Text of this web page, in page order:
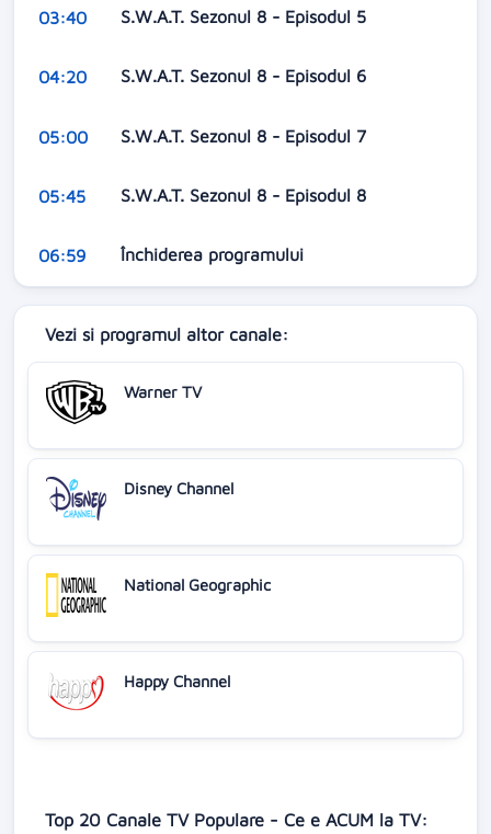
03:40 S.W.A.T. Sezonul 8 - Episodul 5
04:20 S.W.A.T. Sezonul 8 - Episodul 6
05:00 S.W.A.T. Sezonul 8 - Episodul 7
05:45 S.W.A.T. Sezonul 8 - Episodul 8
06:59 Închiderea programului
Vezi si programul altor canale:
Warner TV
Disney Channel
National Geographic
Happy Channel
Top 20 Canale TV Populare - Ce e ACUM la TV: